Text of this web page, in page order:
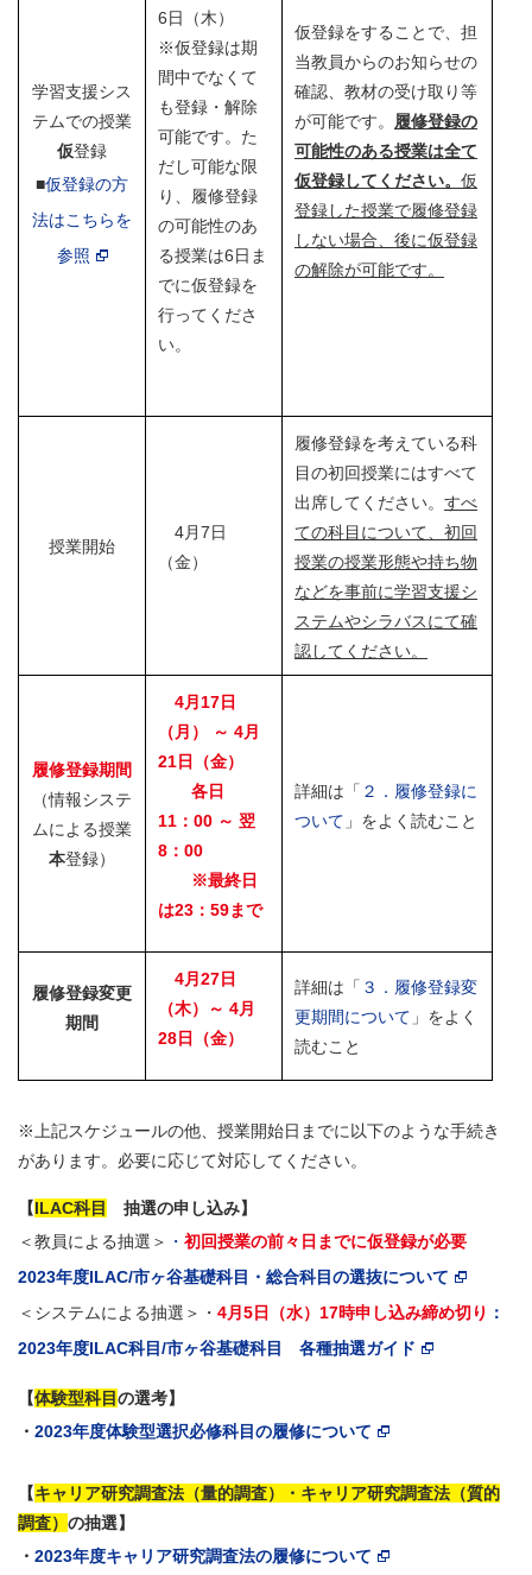
学習支援シス
テムでの授業
仮登録
■仮登録の方
法はこちらを
参照
6日（木）
※仮登録は期
間中でなくて
も登録・解除
可能です。た
だし可能な限
り、履修登録
の可能性のあ
る授業は6日ま
でに仮登録を
行ってくださ
い。
仮登録をすることで、担
当教員からのお知らせの
確認、教材の受け取り等
が可能です。 履修登録の
可能性のある授業は全て
仮登録してください。 仮
登録した授業で履修登録
しない場合、後に仮登録
の解除が可能です。
授業開始
4月7日
（金）
履修登録を考えている科
目の初回授業にはすべて
出席してください。 すべ
ての科目について、初回
授業の授業形態や持ち物
などを事前に学習支援シ
ステムやシラバスにて確
認してください。
履修登録期間
（情報システ
ムによる授業
本登録）
4月17日
（月） ～ 4月
21日（金）
各日
11：00 ～ 翌
8：00
※最終日
は23：59まで
詳細は「 ２．履修登録に
ついて 」をよく読むこと
履修登録変更
期間
4月27日
（木）～ 4月
28日（金）
詳細は「 ３．履修登録変
更期間について 」をよく
読むこと
※上記スケジュールの他、授業開始日までに以下のような手続き
があります。必要に応じて対応してください。
【ILAC科目
抽選の申し込み】
＜教員による抽選＞ ・ 初回授業の前々日までに仮登録が必要
2023年度ILAC/市ヶ谷基礎科目・総合科目の選抜について
＜システムによる抽選＞・ 4月5日（水）17時申し込み締め切り ：
2023年度ILAC科目/市ヶ谷基礎科目 各種抽選ガイド
【体験型科目の選考】
・ 2023年度体験型選択必修科目の履修について
【キャリア研究調査法（量的調査）・キャリア研究調査法（質的
調査） の抽選】
・ 2023年度キャリア研究調査法の履修について